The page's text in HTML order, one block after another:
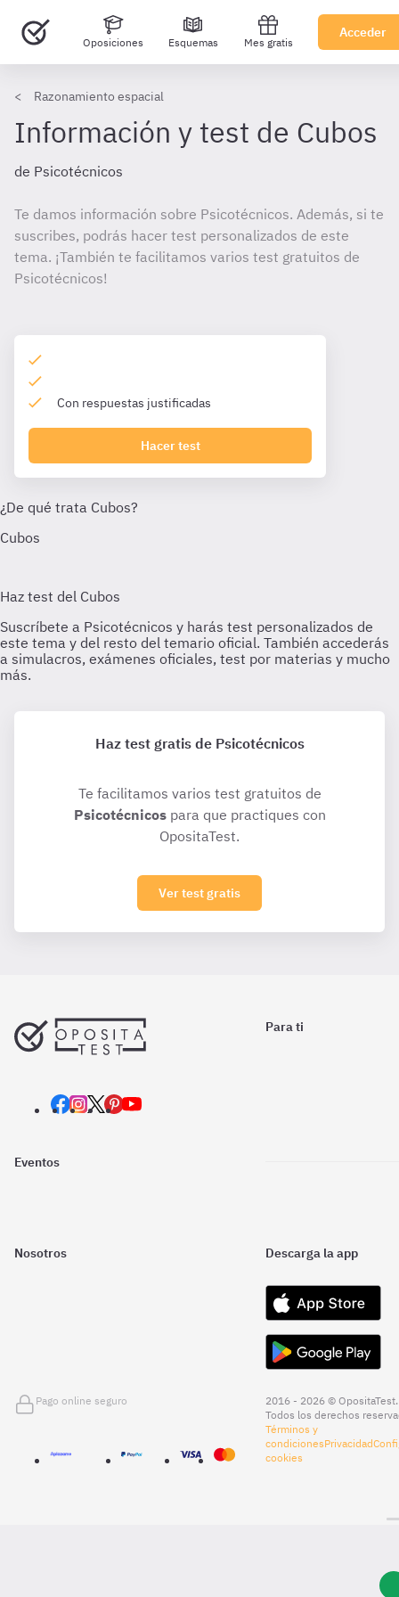
Oposiciones Esquemas Mes gratis
Acceder
Razonamiento espacial
Información y test de Cubos
de Psicotécnicos
Te damos información sobre Psicotécnicos. Además, si te
suscribes, podrás hacer test personalizados de este
tema. ¡También te facilitamos varios test gratuitos de
Psicotécnicos!
Con respuestas justificadas
Hacer test
Haz test gratis de Psicotécnicos
Te facilitamos varios test gratuitos de
Psicotécnicospara que practiques con
OpositaTest.
Ver test gratis
Para ti
Eventos
Nosotros Descarga la app
Pago online seguro
2016 - 2026 © OpositaTest.
Todos los derechos
Términos y
condicionesPrivacidad
cookies